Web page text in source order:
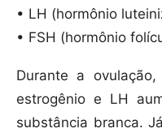
• LH (hormônio
• FSH (hormônio
Durante a
estrogênio e LH
substância branca.